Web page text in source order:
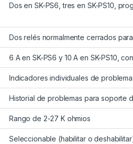
Dos en SK-PS6, tres en SK-PS10,
Dos relés normalmente cerrados
6 A en SK-PS6 y 10 A en SK-PS10,
Indicadores individuales de
Historial de problemas para soporte
Rango de 2-27 K ohmios
Seleccionable (habilitar o